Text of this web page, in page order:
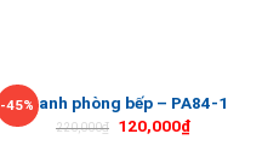
-45%Tranh phòng bếp – PA84-1
220,000₫ 120,000₫